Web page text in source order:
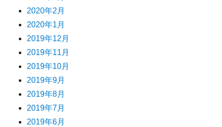
2020年2月
2020年1月
2019年12月
2019年11月
2019年10月
2019年9月
2019年8月
2019年7月
2019年6月